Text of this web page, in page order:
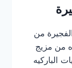
من
من مزيج
الباركيه